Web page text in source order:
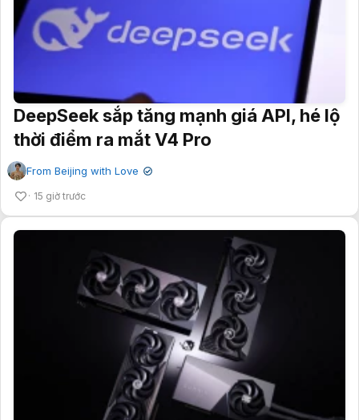
DeepSeek sắp tăng mạnh giá API, hé lộ
thời điểm ra mắt V4 Pro
From Beijing with Love ✔
15 giờ trước